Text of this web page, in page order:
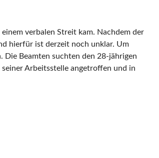
verbalen Streit kam. Nachdem der
hierfür ist derzeit noch unklar. Um
Die Beamten suchten den 28-jährigen
Arbeitsstelle angetroffen und in